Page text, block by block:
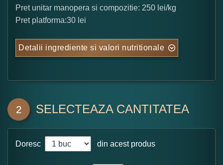
Pret unitar manopera si compozitie: 250 lei/kg
Pret platforma:30 lei
Detalii ingrediente si valori nutritionale
2 SELECTEAZA CANTITATEA
Doresc din acest produs